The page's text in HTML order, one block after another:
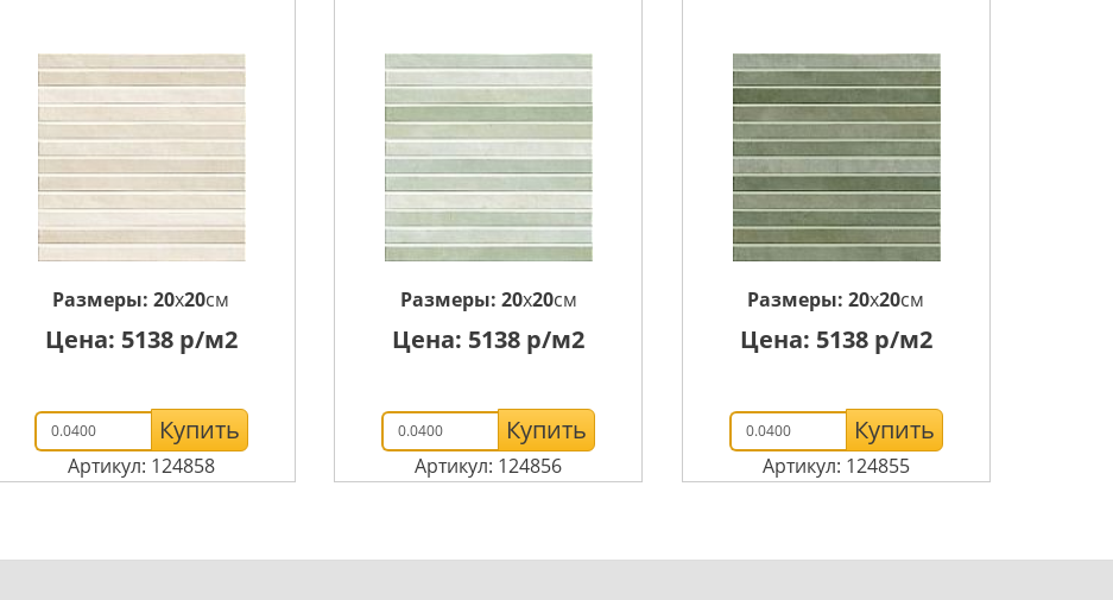
Размеры:20x20см
Цена: 5138р/м2
Купить
Артикул: 124858
Размеры: 20x20см
Цена: 5138 р/м2
Купить
Артикул: 124856
Размеры:20x20см
Цена: 5138р/м2
Купить
Артикул: 124855